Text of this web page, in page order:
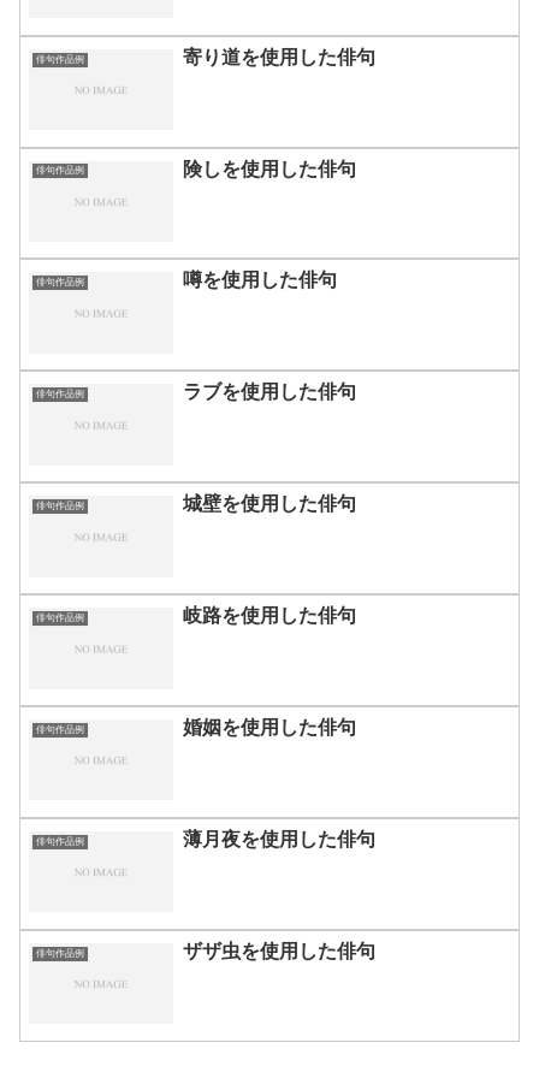
俳句作品例 寄り道を使用した俳句
俳句作品例 険しを使用した俳句
俳句作品例 噂を使用した俳句
俳句作品例 ラブを使用した俳句
俳句作品例 城壁を使用した俳句
俳句作品例 岐路を使用した俳句
俳句作品例 婚姻を使用した俳句
俳句作品例 薄月夜を使用した俳句
俳句作品例 ザザ虫を使用した俳句